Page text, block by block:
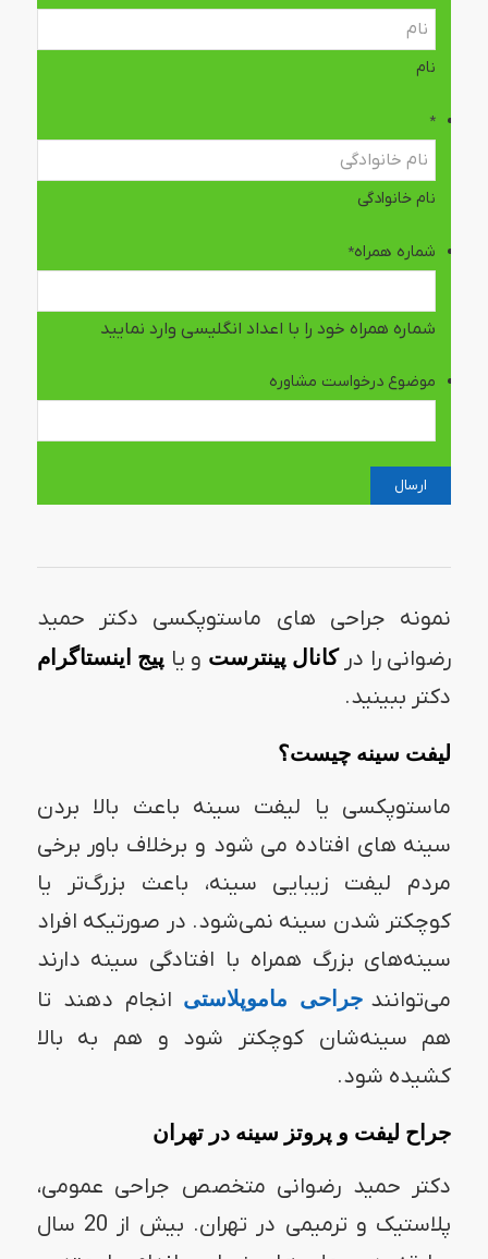
نام
*
نام خانوادگی
شماره همراه*
شماره همراه خود را با اعداد انگلیسی وارد نمایید
موضوع درخواست مشاوره
نمونه جراحی های ماستوپکسی دکتر حمید
رضوانی را درکانال پینترست و یا پیج اینستاگرام
دکتر ببینید.
لیفت سینه چیست؟
ماستوپکسی یا لیفت سینه باعث بالا بردن
سینه های افتاده می شود و برخلاف باور برخی
مردم لیفت زیبایی سینه، باعث بزرگ‌تر یا
کوچکتر شدن سینه نمی‌شود. در صورتیکه افراد
سینه‌های بزرگ همراه با افتادگی سینه دارند
می‌توانند جراحی ماموپلاستی انجام دهند تا
هم سینه‌شان کوچکتر شود و هم به بالا
کشیده شود.
جراح لیفت و پروتز سینه در تهران
دکتر حمید رضوانی متخصص جراحی عمومی،
پلاستیک و ترمیمی در تهران. بیش از 20 سال